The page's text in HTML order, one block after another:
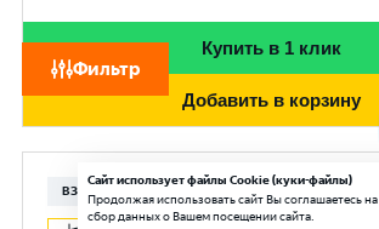
Фильтр
Купить в 1 клик
Добавить в корзину
ВЗЛЁТ
Сайт использует файлы Cookie (куки-файлы)
Продолжая использовать сайт Вы соглашаетесь на
сбор данных о Вашем посещении сайта.